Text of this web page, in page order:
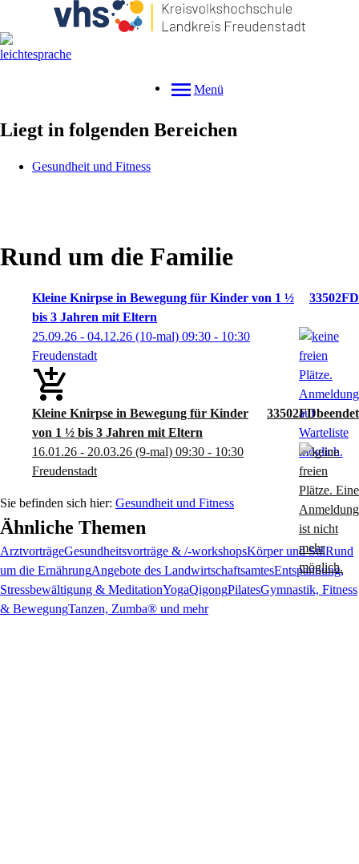
Menü
Liegt in folgenden Bereichen
Gesundheit und Fitness
Rund um die Familie
Kleine Knirpse in Bewegung für Kinder
von 1 ½ bis 3 Jahren mit Eltern
33502FD
16.01.26 - 20.03.26 (9-mal) 09:30 - 10:30
Freudenstadt
Kleine Knirpse in Bewegung für Kinder von 1 ½
bis 3 Jahren mit Eltern
33502FD
25.09.26 - 04.12.26 (10-mal) 09:30 - 10:30
Freudenstadt
Gesundheit und Fitness
Ähnliche Themen
ArztvorträgeGesundheitsvorträge & /-workshopsKörper und StilRund
um die ErnährungAngebote des LandwirtschaftsamtesEntspannung,
Stressbewältigung & MeditationYogaQigongPilatesGymnastik, Fitness
& BewegungTanzen, Zumba® und mehr